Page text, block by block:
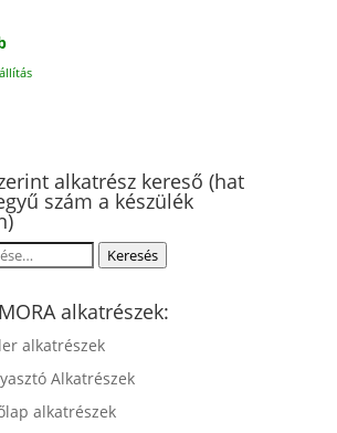
alkatrész kereső (hat
szám a készülék
Keresés
alkatrészek:
alkatrészek
Alkatrészek
alkatrészek